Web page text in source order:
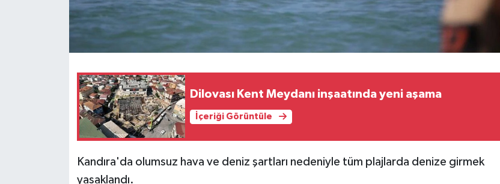
Dilovası Kent Meydanı inşaatında yeni aşama
İçeriği Görüntüle
Kandıra'da olumsuz hava ve deniz şartları nedeniyle tüm plajlarda denize girmek
yasaklandı.